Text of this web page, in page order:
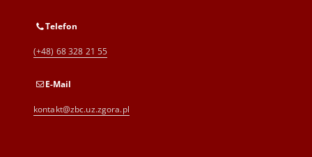
Telefon
(+48) 68 328 21 55
E-Mail
kontakt@zbc.uz.zgora.pl